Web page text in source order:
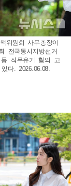
위원회 사무총장이
전국동시지방선거
직무유기 혐의 고
다. 2026.06.08.